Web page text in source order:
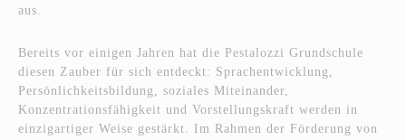
aus.
Bereits vor einigen Jahren hat die Pestalozzi Grundschule
diesen Zauber für sich entdeckt: Sprachentwicklung,
Persönlichkeitsbildung, soziales Miteinander,
Konzentrationsfähigkeit und Vorstellungskraft werden in
einzigartiger Weise gestärkt. Im Rahmen der Förderung von